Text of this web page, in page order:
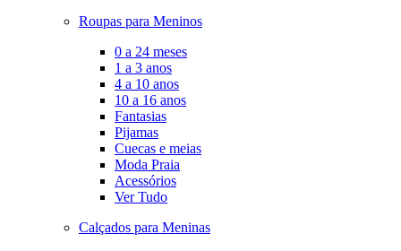
Roupas para Meninos
0 a 24 meses
1 a 3 anos
4 a 10 anos
10 a 16 anos
Fantasias
Pijamas
Cuecas e meias
Moda Praia
Acessórios
Ver Tudo
Calçados para Meninas